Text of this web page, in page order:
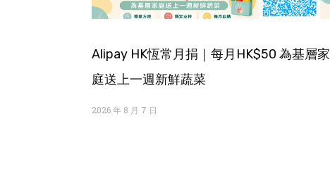
Alipay HK恆常月捐｜每月HK$50 為基層家
庭送上一週新鮮蔬菜
2026 年 8 月 7 日